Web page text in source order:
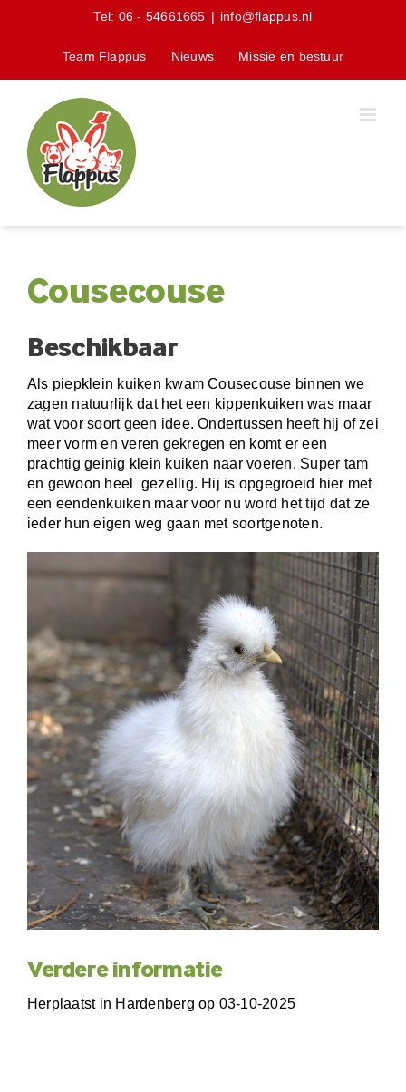
Tel: 06 - 54661665 | info@flappus.nl
Team Flappus Nieuws Missie en bestuur
Cousecouse
Beschikbaar
Als piepklein kuiken kwam Cousecouse binnen we
zagen natuurlijk dat het een kippenkuiken was maar
wat voor soort geen idee. Ondertussen heeft hij of zei
meer vorm en veren gekregen en komt er een
prachtig geinig klein kuiken naar voeren. Super tam
en gewoon heel gezellig. Hij is opgegroeid hier met
een eendenkuiken maar voor nu word het tijd dat ze
ieder hun eigen weg gaan met soortgenoten.
Verdere informatie
Herplaatst in Hardenberg op 03-10-2025